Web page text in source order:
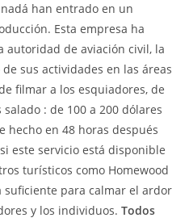
han entrado en un
Esta empresa ha
autoridad de aviación civil, la
sus actividades en las áreas
filmar a los esquiadores, de
: de 100 a 200 dólares
hecho en 48 horas después
este servicio está disponible
turísticos como Homewood
suficiente para calmar el ardor
y los individuos. Todos